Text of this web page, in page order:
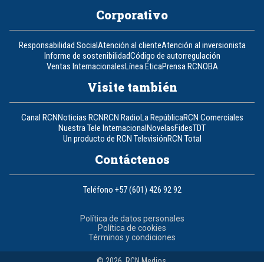
Corporativo
Responsabilidad SocialAtención al clienteAtención al inversionista
Informe de sostenibilidadCódigo de autorregulación
Ventas InternacionalesLínea ÉticaPrensa RCNOBA
Visite también
Canal RCNNoticias RCNRCN RadioLa RepúblicaRCN Comerciales
Nuestra Tele InternacionalNovelasFidesTDT
Un producto de RCN TelevisiónRCN Total
Contáctenos
Teléfono +57 (601) 426 92 92
Política de datos personales
Política de cookies
Términos y condiciones